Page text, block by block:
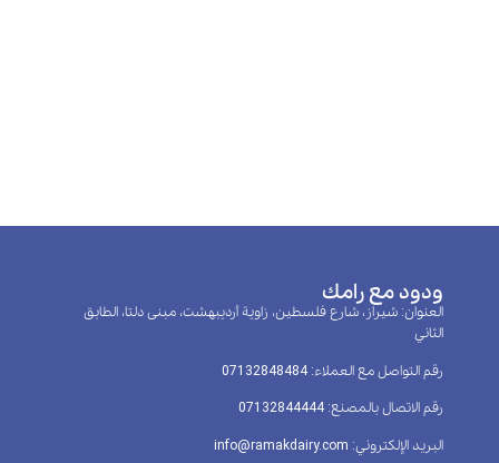
ودود مع رامك
العنوان: شيراز، شارع فلسطين، زاوية أرديبهشت، مبنى دلتا، الطابق
الثاني
رقم التواصل مع العملاء: 07132848484
رقم الاتصال بالمصنع: 07132844444
البريد الإلكتروني: info@ramakdairy.com